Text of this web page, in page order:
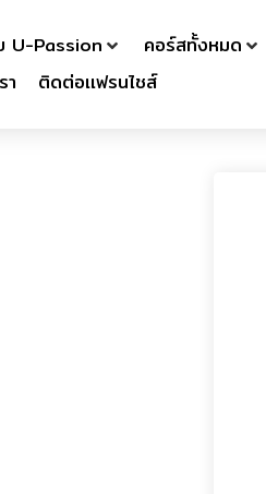
U-Passion คอร์สทั้งหมด
า
ติดต่อเเฟรนไชส์